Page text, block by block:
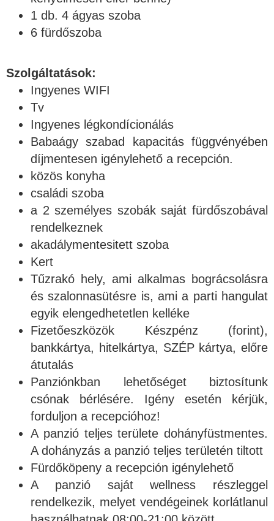
1 db. 4 ágyas szoba
6 fürdőszoba
Szolgáltatások:
Ingyenes WIFI
Tv
Ingyenes légkondícionálás
Babaágy szabad kapacitás függvényében
díjmentesen igénylehető a recepción.
közös konyha
családi szoba
a 2 személyes szobák saját fürdőszobával
rendelkeznek
akadálymentesitett szoba
Kert
Tűzrakó hely, ami alkalmas bográcsolásra
és szalonnasütésre is, ami a parti hangulat
egyik elengedhetetlen kelléke
Fizetőeszközök Készpénz (forint),
bankkártya, hitelkártya, SZÉP kártya, előre
átutalás
Panziónkban lehetőséget biztosítunk
csónak bérlésére. Igény esetén kérjük,
forduljon a recepcióhoz!
A panzió teljes területe dohányfüstmentes.
A dohányzás a panzió teljes területén tiltott
Fürdőköpeny a recepción igénylehető
A panzió saját wellness részleggel
rendelkezik, melyet vendégeinek korlátlanul